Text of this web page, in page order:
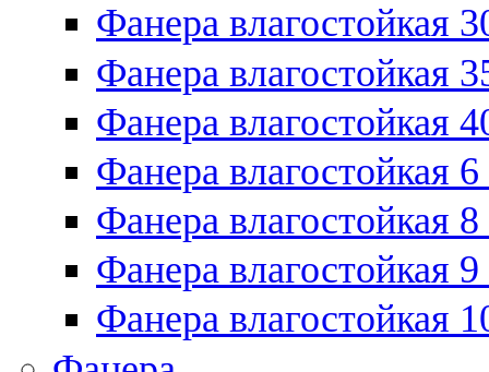
Фанера влагостойкая
Фанера влагостойкая
Фанера влагостойкая
Фанера влагостойкая
Фанера влагостойкая
Фанера влагостойкая
Фанера влагостойкая